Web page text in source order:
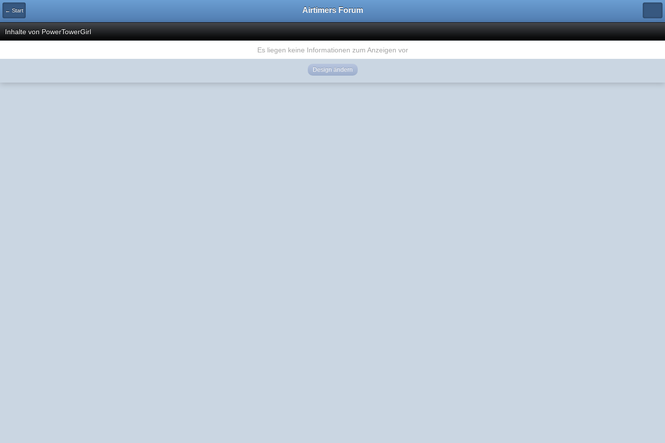
← Start Airtimers Forum
Inhalte von PowerTowerGirl
Es liegen keine Informationen zum Anzeigen vor
Design ändern